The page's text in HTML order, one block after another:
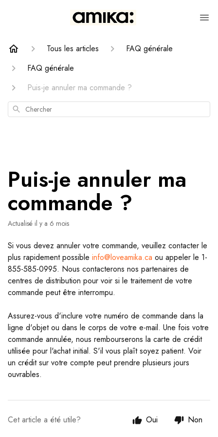
Tous les articles
FAQ générale
FAQ générale
Puis-je annuler ma commande ?
Chercher
Puis-je annuler ma
commande ?
Actualisé il y a 6 mois
Si vous devez annuler votre commande, veuillez contacter le
plus rapidement possible info@loveamika.ca ou appeler le 1-
855-585-0995. Nous contacterons nos partenaires de
centres de distribution pour voir si le traitement de votre
commande peut être interrompu.
Assurez-vous d'inclure votre numéro de commande dans la
ligne d'objet ou dans le corps de votre e-mail. Une fois votre
commande annulée, nous rembourserons la carte de crédit
utilisée pour l'achat initial. S'il vous plaît soyez patient. Voir
un crédit sur votre compte peut prendre plusieurs jours
ouvrables.
Cet article a été utile? Oui Non